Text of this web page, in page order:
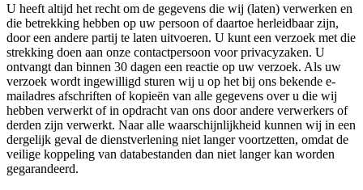
U heeft altijd het recht om de gegevens die wij (laten) verwerken en
die betrekking hebben op uw persoon of daartoe herleidbaar zijn,
door een andere partij te laten uitvoeren. U kunt een verzoek met die
strekking doen aan onze contactpersoon voor privacyzaken. U
ontvangt dan binnen 30 dagen een reactie op uw verzoek. Als uw
verzoek wordt ingewilligd sturen wij u op het bij ons bekende e-
mailadres afschriften of kopieën van alle gegevens over u die wij
hebben verwerkt of in opdracht van ons door andere verwerkers of
derden zijn verwerkt. Naar alle waarschijnlijkheid kunnen wij in een
dergelijk geval de dienstverlening niet langer voortzetten, omdat de
veilige koppeling van databestanden dan niet langer kan worden
gegarandeerd.